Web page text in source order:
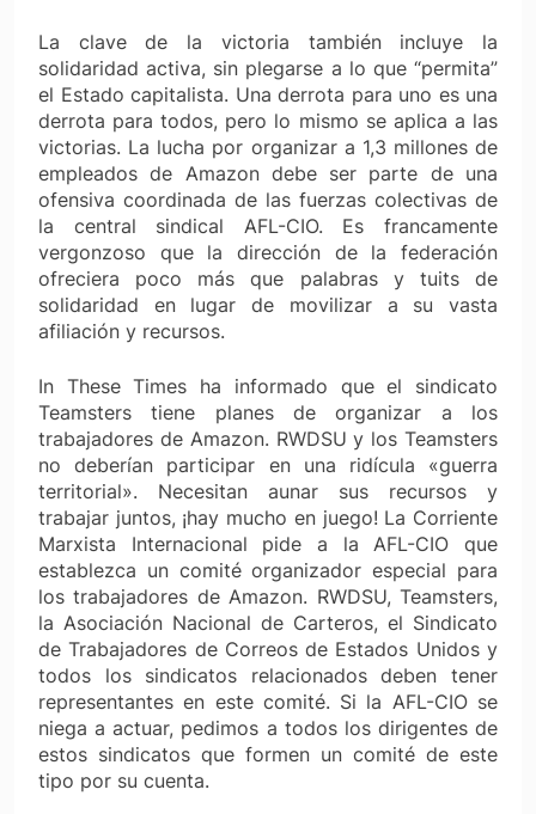
La clave de la victoria también incluye la
solidaridad activa, sin plegarse a lo que “permita”
el Estado capitalista. Una derrota para uno es una
derrota para todos, pero lo mismo se aplica a las
victorias. La lucha por organizar a 1,3 millones de
empleados de Amazon debe ser parte de una
ofensiva coordinada de las fuerzas colectivas de
la central sindical AFL-CIO. Es francamente
vergonzoso que la dirección de la federación
ofreciera poco más que palabras y tuits de
solidaridad en lugar de movilizar a su vasta
afiliación y recursos.
In These Times ha informado que el sindicato
Teamsters tiene planes de organizar a los
trabajadores de Amazon. RWDSU y los Teamsters
no deberían participar en una ridícula «guerra
territorial». Necesitan aunar sus recursos y
trabajar juntos, ¡hay mucho en juego! La Corriente
Marxista Internacional pide a la AFL-CIO que
establezca un comité organizador especial para
los trabajadores de Amazon. RWDSU, Teamsters,
la Asociación Nacional de Carteros, el Sindicato
de Trabajadores de Correos de Estados Unidos y
todos los sindicatos relacionados deben tener
representantes en este comité. Si la AFL-CIO se
niega a actuar, pedimos a todos los dirigentes de
estos sindicatos que formen un comité de este
tipo por su cuenta.